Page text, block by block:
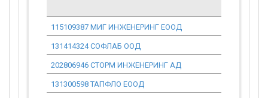
115109387 МИГ ИНЖЕНЕРИНГ ЕООД
131414324 СОФЛАБ ООД
202806946 СТОРМ ИНЖЕНЕРИНГ АД
131300598 ТАПФЛО ЕООД